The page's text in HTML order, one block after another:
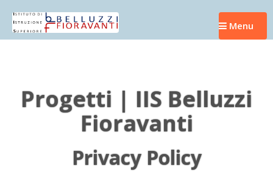
content
Menu
Progetti | IIS Belluzzi
Fioravanti
Privacy Policy